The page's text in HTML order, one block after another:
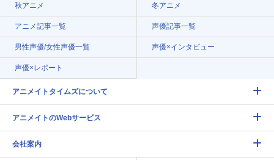
秋アニメ 冬アニメ
アニメ記事一覧 声優記事一覧
男性声優/女性声優一覧 声優×インタビュー
声優×レポート
アニメイトタイムズについて
アニメイトのWebサービス
会社案内